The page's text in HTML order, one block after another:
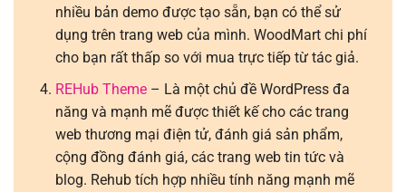
nhiều bản demo được tạo sẵn, bạn có thể sử
dụng trên trang web của mình. WoodMart chi phí
cho bạn rất thấp so với mua trực tiếp từ tác giả.
REHub Theme– Là một chủ đề WordPress đa
năng và mạnh mẽ được thiết kế cho các trang
web thương mại điện tử, đánh giá sản phẩm,
cộng đồng đánh giá, các trang web tin tức và
blog. Rehub tích hợp nhiều tính năng mạnh mẽ